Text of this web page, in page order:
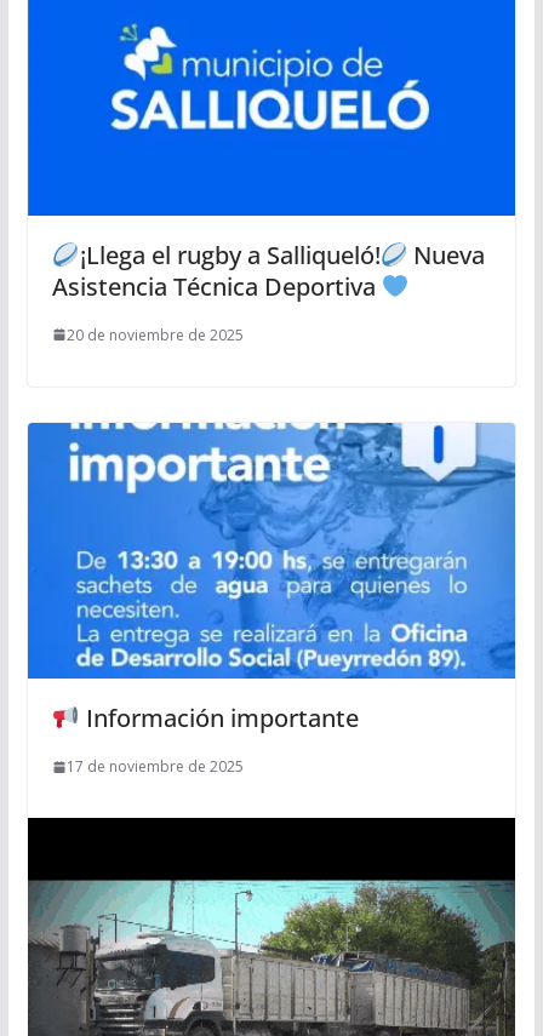
¡Llega el rugby a Salliqueló!
Nueva
Asistencia Técnica Deportiva
20 de noviembre de 2025
Información importante
17 de noviembre de 2025